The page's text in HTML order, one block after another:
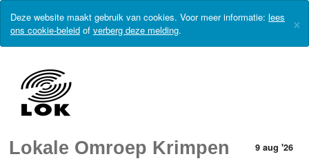
Deze website maakt gebruik van cookies. Voor meer informatie: lees
ons cookie-beleid of verberg deze melding. ×
Lokale Omroep Krimpen 9 aug '26